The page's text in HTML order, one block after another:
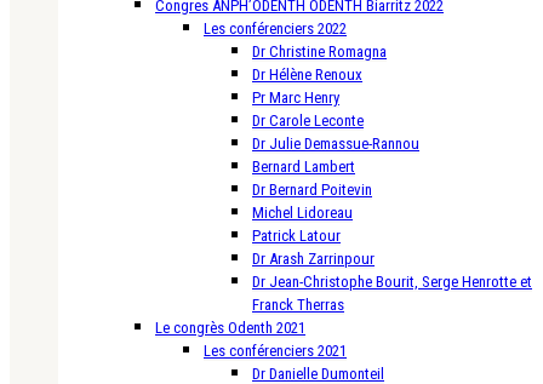
Congres ANPH’ODENTH ODENTH Biarritz 2022
Les conférenciers 2022
Dr Christine Romagna
Dr Hélène Renoux
Pr Marc Henry
Dr Carole Leconte
Dr Julie Demassue-Rannou
Bernard Lambert
Dr Bernard Poitevin
Michel Lidoreau
Patrick Latour
Dr Arash Zarrinpour
Dr Jean-Christophe Bourit, Serge Henrotte et
Franck Therras
Le congrès Odenth 2021
Les conférenciers 2021
Dr Danielle Dumonteil